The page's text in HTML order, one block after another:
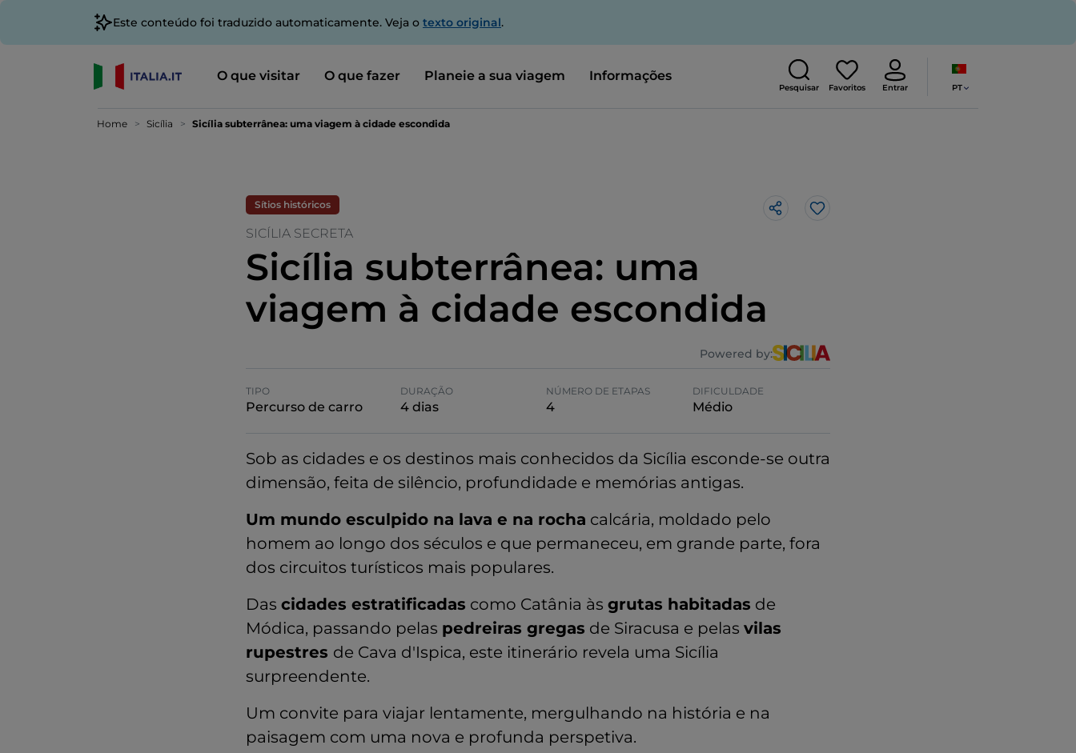
Este conteúdo foi traduzido automaticamente. Veja o texto original.
O que visitar O que fazer Planeie a sua viagem Informações
Pesquisar Favoritos Entrar PT
Home Sicília Sicília subterrânea: uma viagem à cidade escondida
Sítios históricos
SICÍLIA SECRETA
Sicília subterrânea: uma
viagem à cidade escondida
Powered by:
TIPO
Percurso de carro
DURAÇÃO
4 dias
NÚMERO DE ETAPAS
4
DIFICULDADE
Médio
Sob as cidades e os destinos mais conhecidos da Sicília esconde-se outra
dimensão, feita de silêncio, profundidade e memórias antigas.
Um mundo esculpido na lava e na rocha calcária, moldado pelo
homem ao longo dos séculos e que permaneceu, em grande parte, fora
dos circuitos turísticos mais populares.
Das cidades estratificadas como Catânia às grutas habitadas de
Módica, passando pelas pedreiras gregas de Siracusa e pelas vilas
rupestres de Cava d'Ispica, este itinerário revela uma Sicília
surpreendente.
Um convite para viajar lentamente, mergulhando na história e na
paisagem com uma nova e profunda perspetiva.
Gosto